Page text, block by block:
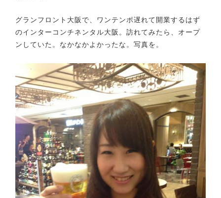
グランフロント大阪で、ワンテンポ遅れて開業するはず
のインターコンチネンタル大阪。訪れてみたら、オープ
ンしていた。なかなかよかったな。写真を。